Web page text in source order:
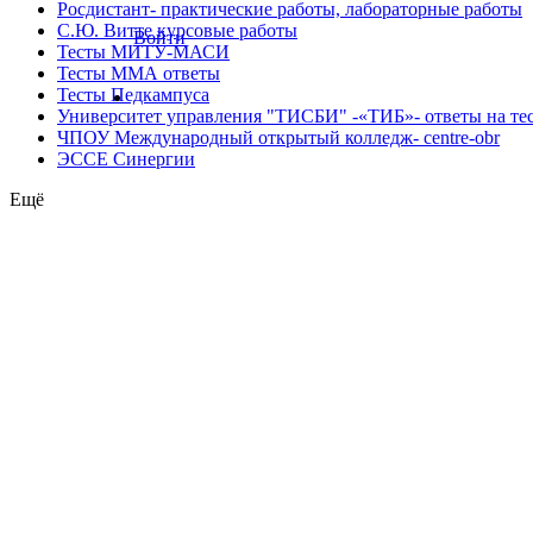
Войти
Росдистант- практические работы, лабораторные работы
С.Ю. Витте курсовые работы
Тесты МИТУ-МАСИ
Тесты ММА ответы
Тесты Педкампуса
Университет управления "ТИСБИ" -«ТИБ»- ответы на
ЧПОУ Международный открытый колледж- centre-obr
ЭССЕ Синергии
Ещё